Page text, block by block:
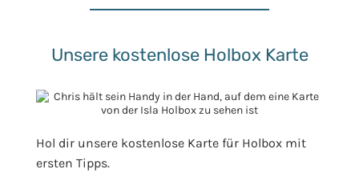
Unsere kostenlose Holbox Karte
Hol dir unsere kostenlose Karte für Holbox mit
ersten Tipps.